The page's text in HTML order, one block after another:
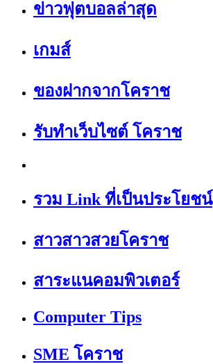
ข่าวฟุตบอลล่าสุด
เกมส์
ของฝากจากโคราช
รับทำเว็บไซต์ โคราช
รวม Link ที่เป็นประโยชน์
สาวสาวสวยโคราช
สาระแนคอมพิวเตอร์
Computer Tips
SME โคราช